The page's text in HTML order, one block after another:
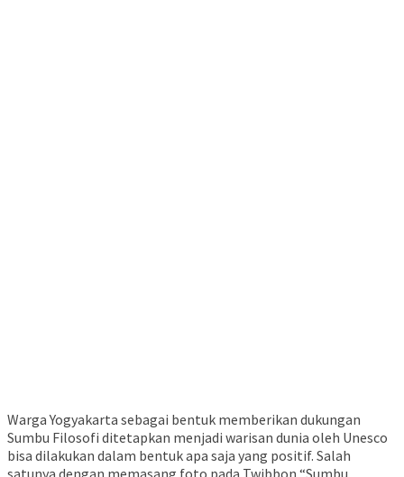
Warga Yogyakarta sebagai bentuk memberikan dukungan
Sumbu Filosofi ditetapkan menjadi warisan dunia oleh Unesco
bisa dilakukan dalam bentuk apa saja yang positif. Salah
satunya dengan memasang foto pada Twibbon “Sumbu